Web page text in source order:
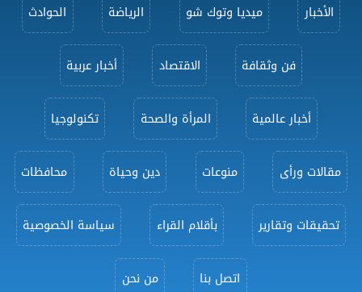
الأخبار ميديا وتوك شو الرياضة الحوادث
فن وثقافة الاقتصاد أخبار عربية
أخبار عالمية المرأة والصحة تكنولوجيا
مقالات ورأى منوعات دين وحياة محافظات
تحقيقات وتقارير بأقلام القراء سياسة الخصوصية
اتصل بنا من نحن